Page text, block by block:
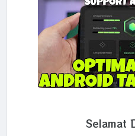
Selamat